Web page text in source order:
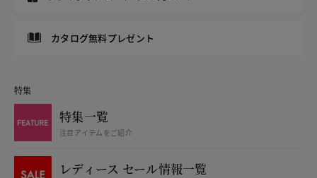
カタログ無料プレゼント
特集
特集一覧
注目アイテムをご紹介
レディース セール情報一覧